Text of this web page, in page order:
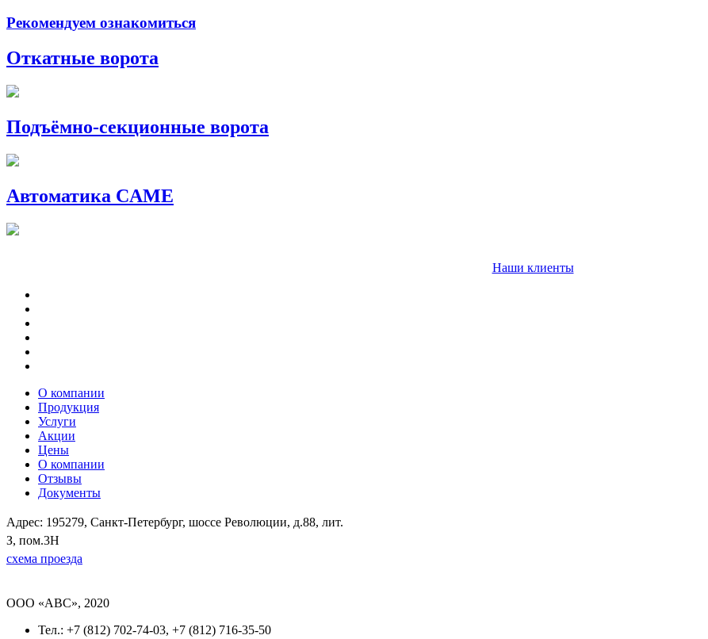
Рекомендуем ознакомиться
Откатные ворота
Подъёмно-секционные ворота
Автоматика CAME
Наши клиенты
О компании
Продукция
Услуги
Акции
Цены
О компании
Отзывы
Документы
Адрес: 195279, Санкт-Петербург, шоссе Революции, д.88, лит.
З, пом.3Н
схема проезда
OOO «ABC», 2020
Тел.: +7 (812) 702-74-03, +7 (812) 716-35-50